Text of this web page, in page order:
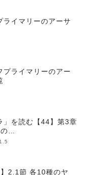
ライマリーのアーサ
プライマリーのアー
」を読む【44】第3章
…
2.1節 各10種のヤ